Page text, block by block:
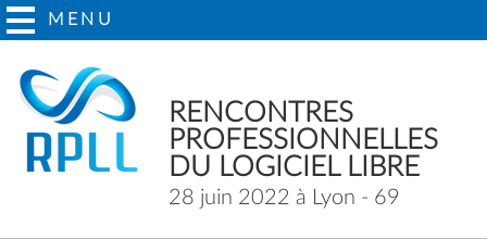
MENU
RENCONTRES
PROFESSIONNELLES
DU LOGICIEL LIBRE
28 juin 2022 à Lyon - 69